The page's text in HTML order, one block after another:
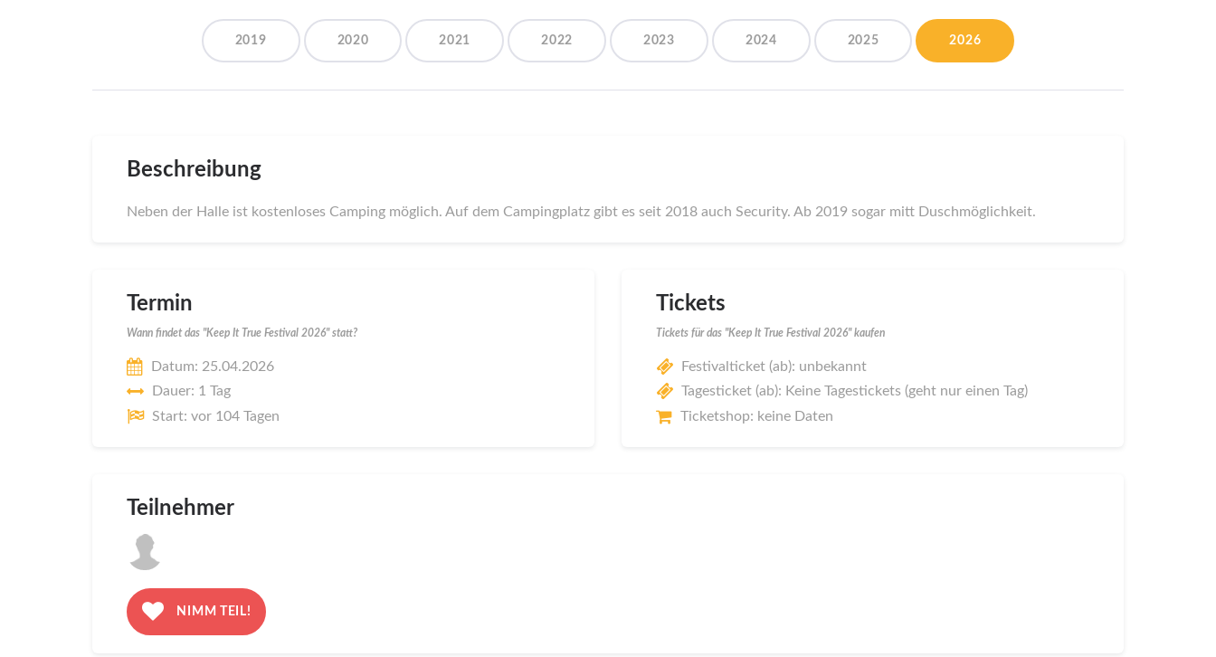
2019 2020 2021 2022 2023 2024 2025 2026
Beschreibung
Neben der Halle ist kostenloses Camping möglich. Auf dem Campingplatz gibt es seit 2018 auch Security. Ab 2019 sogar mitt Duschmöglichkeit.
Termin
Wann findet das "Keep It True Festival 2026" statt?
Datum: 25.04.2026
Dauer: 1 Tag
Start: vor 104 Tagen
Tickets
Tickets für das "Keep It True Festival 2026" kaufen
Festivalticket (ab): unbekannt
Tagesticket (ab): Keine Tagestickets (geht nur einen Tag)
Ticketshop: keine Daten
Teilnehmer
NIMM TEIL!